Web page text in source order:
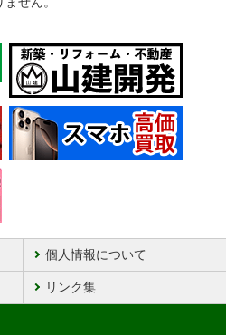
個人情報について
リンク集